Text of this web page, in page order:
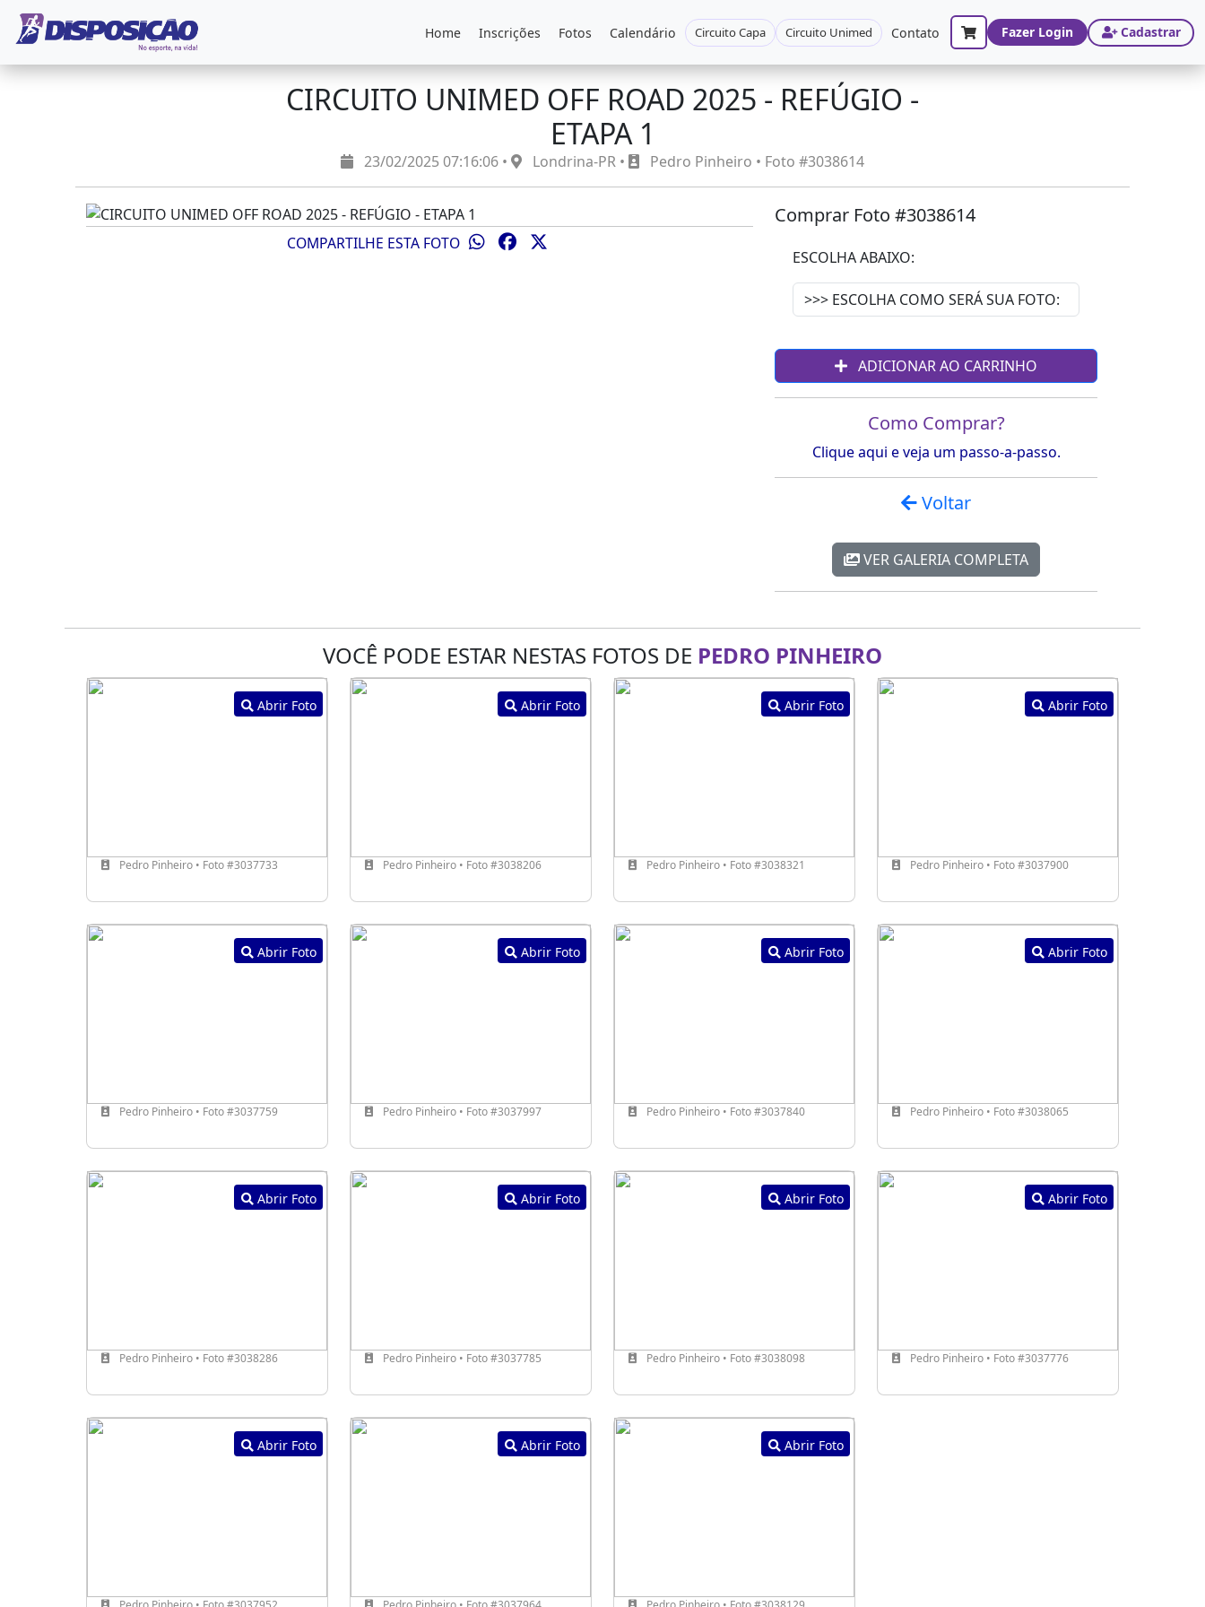
Home Inscrições Fotos Calendário Circuito Capa Circuito Unimed Contato Fazer Login Cadastrar
CIRCUITO UNIMED OFF ROAD 2025 - REFÚGIO -
ETAPA 1
23/02/2025 07:16:06 • Londrina-PR • Pedro Pinheiro • Foto #3038614
COMPARTILHE ESTA FOTO
Comprar Foto #3038614
ESCOLHA ABAIXO:
ADICIONAR AO CARRINHO
Como Comprar?
Clique aqui e veja um passo-a-passo.
Voltar
VER GALERIA COMPLETA
VOCÊ PODE ESTAR NESTAS FOTOS DE PEDRO PINHEIRO
Abrir Foto
Pedro Pinheiro • Foto #3037733
Abrir Foto
Pedro Pinheiro • Foto #3038206
Abrir Foto
Pedro Pinheiro • Foto #3038321
Abrir Foto
Pedro Pinheiro • Foto #3037900
Abrir Foto
Pedro Pinheiro • Foto #3037759
Abrir Foto
Pedro Pinheiro • Foto #3037997
Abrir Foto
Pedro Pinheiro • Foto #3037840
Abrir Foto
Pedro Pinheiro • Foto #3038065
Abrir Foto
Pedro Pinheiro • Foto #3038286
Abrir Foto
Pedro Pinheiro • Foto #3037785
Abrir Foto
Pedro Pinheiro • Foto #3038098
Abrir Foto
Pedro Pinheiro • Foto #3037776
Abrir Foto Abrir Foto Abrir Foto